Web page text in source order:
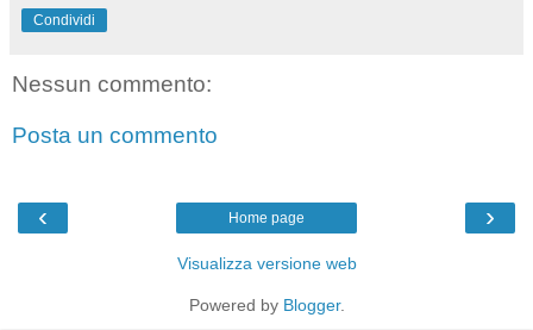
Condividi
Nessun commento:
Posta un commento
‹ ›
Home page
Visualizza versione web
Powered by Blogger.